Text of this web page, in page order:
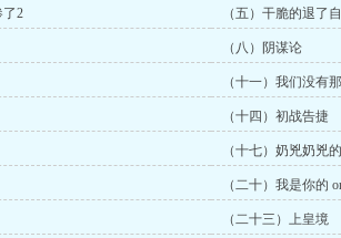
了2 （五）干脆的退了
（八）阴谋论
（十一）我们没有
（十四）初战告捷
（十七）奶兇奶兇
（二十）我是你的
（二十三）上皇境